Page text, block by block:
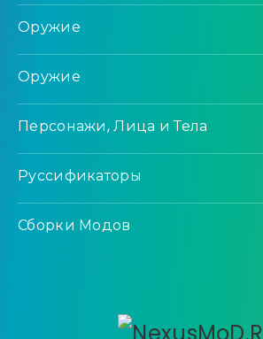
Оружие
Оружие
Персонажи, Лица и Тела
Руссификаторы
Сборки Модов